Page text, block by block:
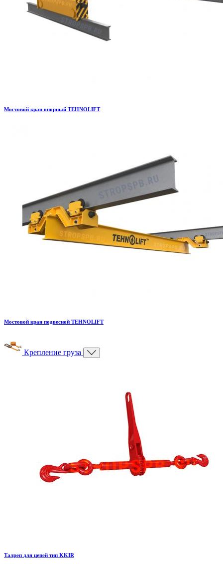
Мостовой кран опорный TEHNOLIFT
Мостовой кран подвесной TEHNOLIFT
Крепление груза
Талреп для цепей тип KKIR